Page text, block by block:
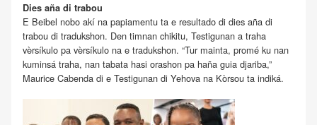
Dies aña di trabou
E Beibel nobo akí na papiamentu ta e resultado di dies aña di
trabou di tradukshon. Den timnan chikitu, Testigunan a traha
vèrsíkulo pa vèrsíkulo na e tradukshon. “Tur mainta, promé ku nan
kuminsá traha, nan tabata hasi orashon pa haña guia djariba,”
Maurice Cabenda di e Testigunan di Yehova na Kòrsou ta indiká.